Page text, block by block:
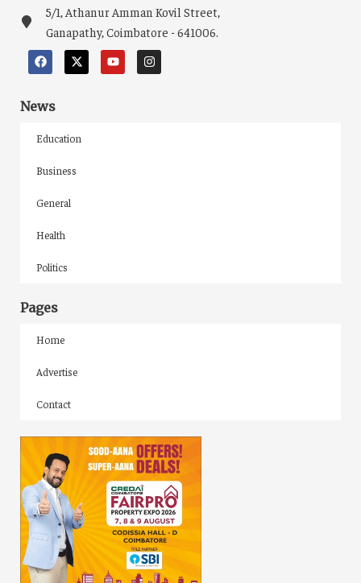
5/1, Athanur Amman Kovil Street,
Ganapathy, Coimbatore - 641006.
News
Education
Business
General
Health
Politics
Pages
Home
Advertise
Contact